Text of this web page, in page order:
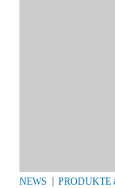
NEWS PRODUKTE